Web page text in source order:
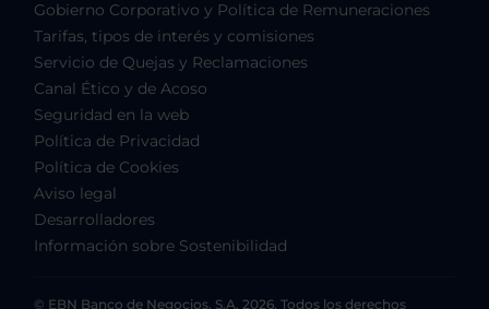
Gobierno Corporativo y Política de Remuneraciones
Tarifas, tipos de interés y comisiones
Servicio de Quejas y Reclamaciones
Canal Ético y de Acoso
Seguridad en la web
Política de Privacidad
Política de Cookies
Aviso legal
Desarrolladores
Información sobre Sostenibilidad
© EBN Banco de Negocios, S.A. 2026. Todos los derechos